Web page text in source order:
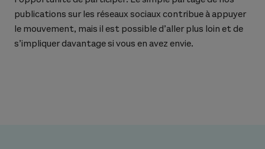
publications sur les réseaux sociaux contribue à appuyer
le mouvement, mais il est possible d’aller plus loin et de
s’impliquer davantage si vous en avez envie.